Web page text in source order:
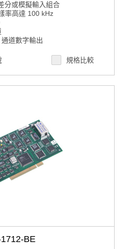
分或模擬輸入組合
率高達 100 kHz
道數字輸出
，096 個樣本）
規格比較
BE